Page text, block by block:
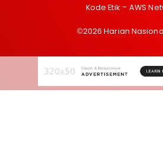
Kode Etik
AWS
©2026 Harian